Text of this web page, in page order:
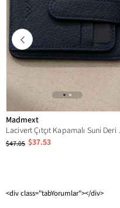
Madmext
$37.53
$47.05
<div class="tabYorumlar"></div>